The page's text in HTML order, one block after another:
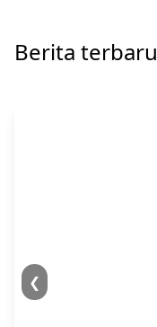
Berita terbaru
❮